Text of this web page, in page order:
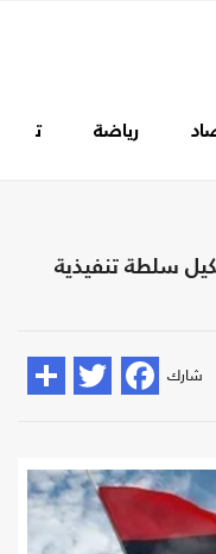
رياضة
سلطة تنفيذية
شارك